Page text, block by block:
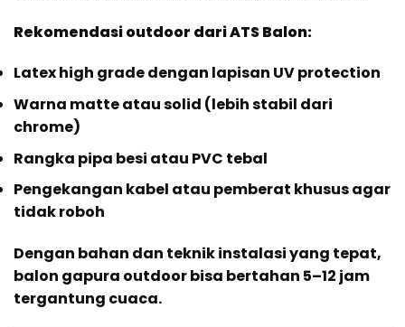
Rekomendasi outdoor dari ATS Balon:
Latex high grade dengan lapisan UV protection
Warna matte atau solid (lebih stabil dari
chrome)
Rangka pipa besi atau PVC tebal
Pengekangan kabel atau pemberat khusus agar
tidak roboh
Dengan bahan dan teknik instalasi yang tepat,
balon gapura outdoor bisa bertahan 5–12 jam
tergantung cuaca.